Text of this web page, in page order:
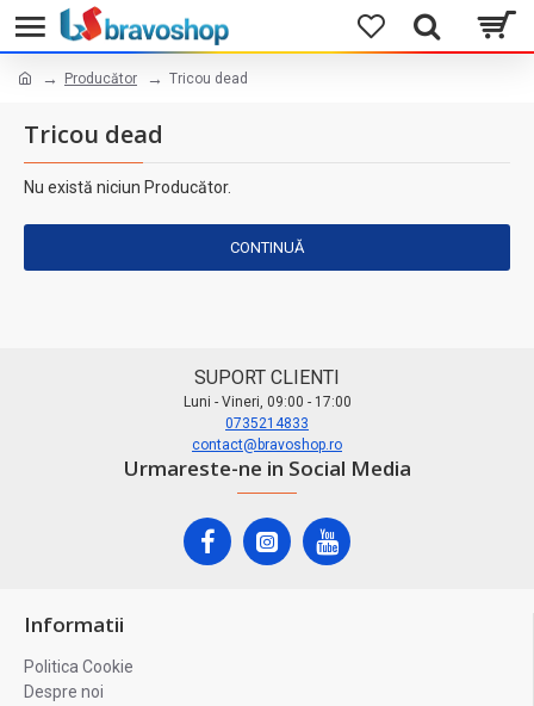
Producător Tricou dead
Tricou dead
Nu există niciun Producător.
CONTINUĂ
SUPORT CLIENTI
Luni - Vineri, 09:00 - 17:00
0735214833
contact@bravoshop.ro
Urmareste-ne in Social Media
Informatii
Politica Cookie
Despre noi